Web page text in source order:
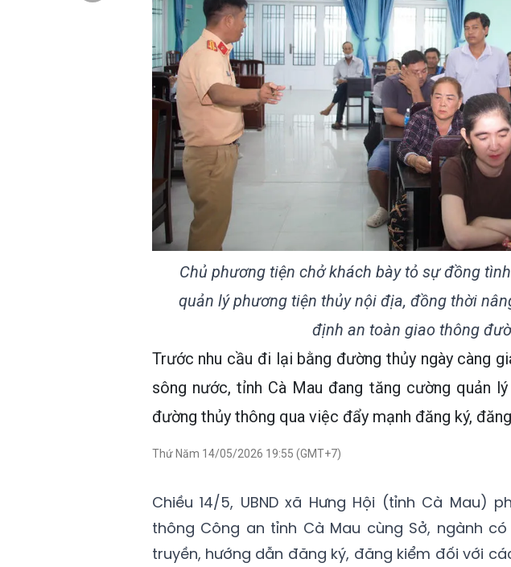
Chủ phương tiện chở khách bày tỏ sự đồng
quản lý phương tiện thủy nội địa, đồng thời
định an toàn giao thông
Trước nhu cầu đi lại bằng đường thủy ngày càng
sông nước, tỉnh Cà Mau đang tăng cường quản
đường thủy thông qua việc đẩy mạnh đăng ký,
Thứ Năm 14/05/2026 19:55 (GMT+7)
Chiều 14/5, UBND xã Hưng Hội (tỉnh Cà Mau)
thông Công an tỉnh Cà Mau cùng Sở, ngành
truyền, hướng dẫn đăng ký, đăng kiểm đối với